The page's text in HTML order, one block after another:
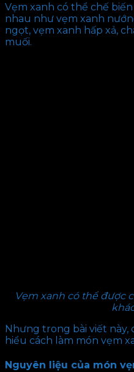
Vẹm xanh có thể chế
nhau như vẹm xanh
ngọt, vẹm xanh hấp xả,
muối.
Vẹm xanh có thể được
Nhưng trong bài viết
hiểu cách làm món vẹm
Nguyên liệu của món